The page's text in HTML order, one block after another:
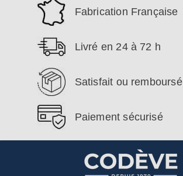
Fabrication Française
Livré en 24 à 72 h
Satisfait ou remboursé
Paiement sécurisé